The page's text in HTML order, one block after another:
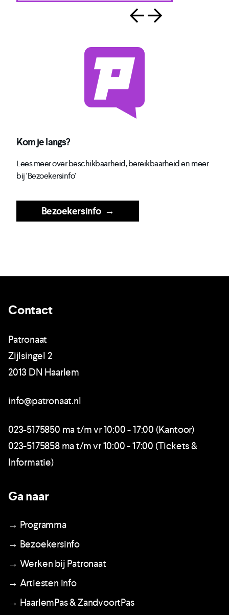
Kom je langs?
Lees meer over beschikbaarheid, bereikbaarheid en meer
bij 'Bezoekersinfo'
Bezoekersinfo→
Contact
Patronaat
Zijlsingel 2
2013 DN Haarlem
info@patronaat.nl
023-5175850 ma t/m vr 10:00 - 17:00 (Kantoor)
023-5175858 ma t/m vr 10:00 - 17:00 (Tickets &
Informatie)
Ga naar
→ Programma
→ Bezoekersinfo
→ Werken bij Patronaat
→ Artiesten info
→ HaarlemPas & ZandvoortPas